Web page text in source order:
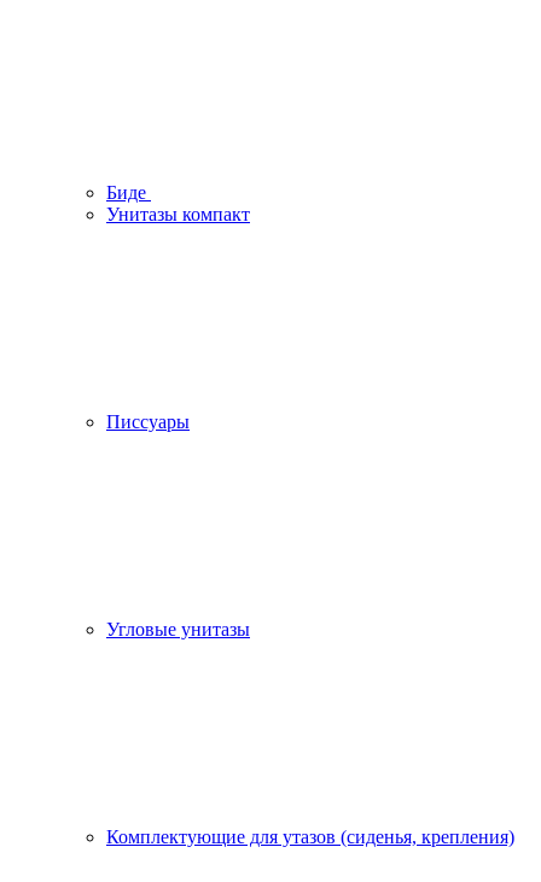
Биде
Унитазы компакт
Писсуары
Угловые унитазы
Комплектующие для утазов (сиденья, крепления)